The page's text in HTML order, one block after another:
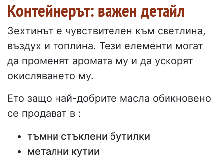
Контейнерът: важен детайл
Зехтинът е чувствителен към светлина,
въздух и топлина. Тези елементи могат
да променят аромата му и да ускорят
окисляването му.
Ето защо най-добрите масла обикновено
се продават в :
тъмни стъклени бутилки
метални кутии